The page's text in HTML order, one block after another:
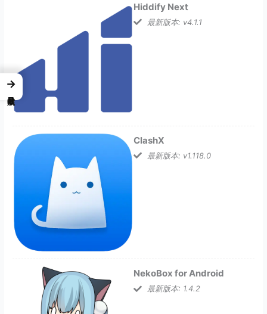
Hiddify Next
最新版本: v4.1.1
ClashX
最新版本: v1.118.0
NekoBox for Android
最新版本: 1.4.2
→